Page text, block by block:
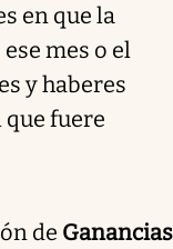
en que la
mes o el
y haberes
que fuere
de Ganancias